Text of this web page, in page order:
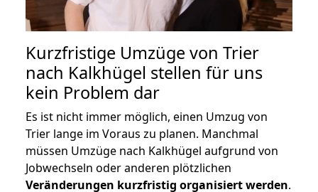
Kurzfristige Umzüge von Trier
nach Kalkhügel stellen für uns
kein Problem dar
Es ist nicht immer möglich, einen Umzug von
Trier lange im Voraus zu planen. Manchmal
müssen Umzüge nach Kalkhügel aufgrund von
Jobwechseln oder anderen plötzlichen
Veränderungen kurzfristig organisiert werden.